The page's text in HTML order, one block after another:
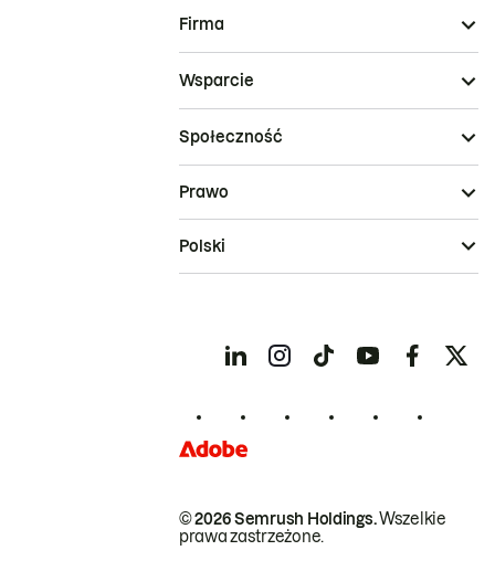
Firma
Wsparcie
Społeczność
© 2026 Semrush Holdings.Wszelkie
prawa zastrzeżone.
Prawo
Polski